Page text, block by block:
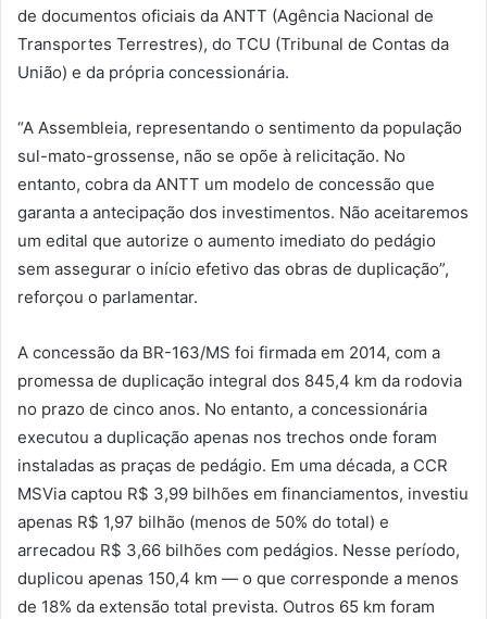
de documentos oficiais da ANTT (Agência Nacional de
Transportes Terrestres), do TCU (Tribunal de Contas da
União) e da própria concessionária.
“A Assembleia, representando o sentimento da população
sul-mato-grossense, não se opõe à relicitação. No
entanto, cobra da ANTT um modelo de concessão que
garanta a antecipação dos investimentos. Não aceitaremos
um edital que autorize o aumento imediato do pedágio
sem assegurar o início efetivo das obras de duplicação”,
reforçou o parlamentar.
A concessão da BR-163/MS foi firmada em 2014, com a
promessa de duplicação integral dos 845,4 km da rodovia
no prazo de cinco anos. No entanto, a concessionária
executou a duplicação apenas nos trechos onde foram
instaladas as praças de pedágio. Em uma década, a CCR
MSVia captou R$ 3,99 bilhões em financiamentos, investiu
apenas R$ 1,97 bilhão (menos de 50% do total) e
arrecadou R$ 3,66 bilhões com pedágios. Nesse período,
duplicou apenas 150,4 km — o que corresponde a menos
de 18% da extensão total prevista. Outros 65 km foram